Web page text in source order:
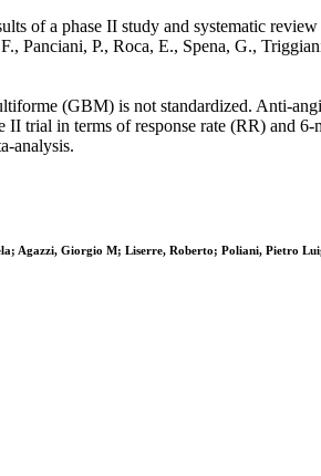
of a phase II study and systematic
Panciani, P., Roca, E., Spena, G.,
(GBM) is not standardized. Anti-
trial in terms of response rate (RR) and
analysis.
Giorgio M; Liserre, Roberto; Poliani, Pietro